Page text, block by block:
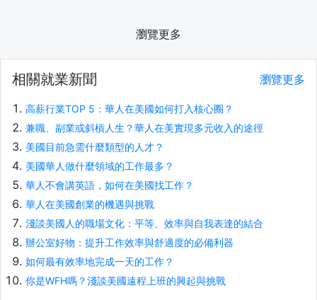
瀏覽更多
相關就業新聞 瀏覽更多
高薪行業TOP 5：華人在美國如何打入核心圈？
兼職、副業或斜槓人生？華人在美實現多元收入的途徑
美國目前急需什麼類型的人才？
美國華人做什麼領域的工作最多？
華人不會講英語，如何在美國找工作？
華人在美國創業的機遇與挑戰
淺談美國人的職場文化：平等、效率與自我表達的結合
辦公室好物：提升工作效率與舒適度的必備利器
如何最有效率地完成一天的工作？
你是WFH嗎？淺談美國遠程上班的興起與挑戰